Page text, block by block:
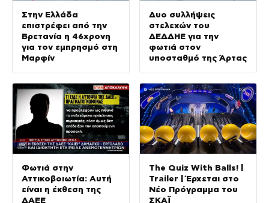
Στην Ελλάδα
επιστρέφει από την
Βρετανία η 46χρονη
για τον εμπρησμό στη
Μαρφίν
Δυο συλλήψεις
στελεχών του
ΔΕΔΔΗΕ για την
φωτιά στον
υποσταθμό της Άρτας
Φωτιά στην
Αττικοβοιωτία: Αυτή
είναι η έκθεση της
ΔΑΕΕ
The Quiz With Balls! |
Trailer | Έρχεται στο
Νέο Πρόγραμμα του
ΣΚΑΪ